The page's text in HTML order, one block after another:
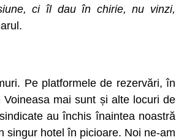
ci îl dau în chirie, nu vinzi,
Pe platformele de rezervări, în
mai sunt și alte locuri de
au închis înaintea noastră
singur hotel în picioare. Noi ne-am